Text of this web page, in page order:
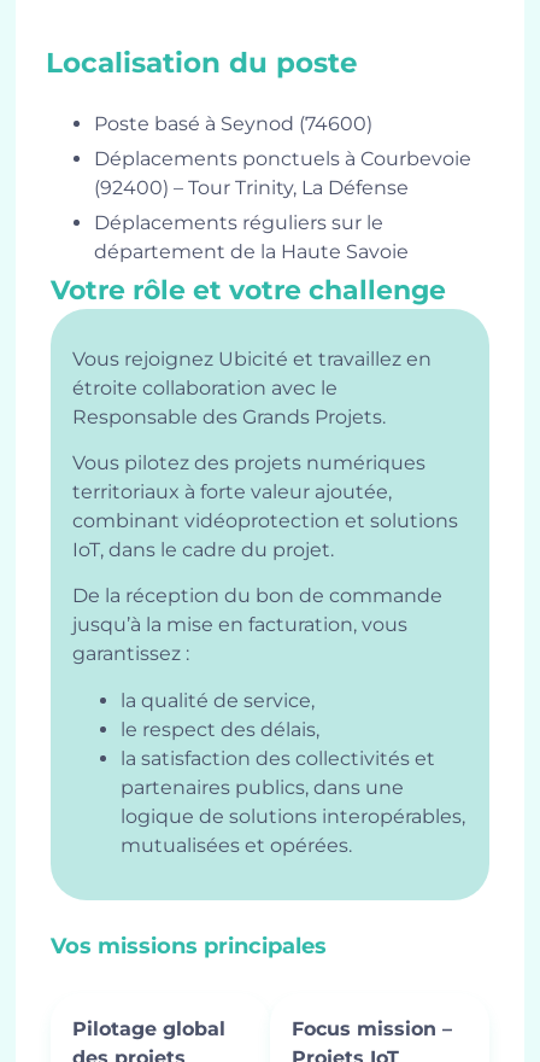
Localisation du poste
Poste basé à Seynod (74600)
Déplacements ponctuels à Courbevoie
(92400) – Tour Trinity, La Défense
Déplacements réguliers sur le
département de la Haute Savoie
Votre rôle et votre challenge
Vous rejoignez Ubicité et travaillez en
étroite collaboration avec le
Responsable des Grands Projets.
Vous pilotez des projets numériques
territoriaux à forte valeur ajoutée,
combinant vidéoprotection et solutions
IoT, dans le cadre du projet.
De la réception du bon de commande
jusqu’à la mise en facturation, vous
garantissez :
la qualité de service,
le respect des délais,
la satisfaction des collectivités et
partenaires publics, dans une
logique de solutions interopérables,
mutualisées et opérées.
Vos missions principales
Pilotage global
Focus mission –